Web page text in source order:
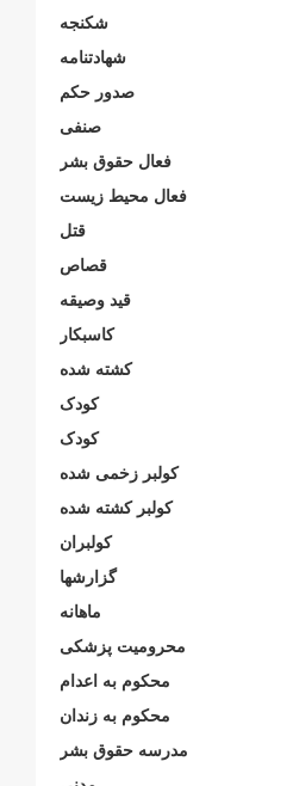
شکنجە
شهادتنامە
صدور حکم
صنفی
فعال حقوق بشر
فعال محیط زیست
قتل
قصاص
قید وصیقه
کاسبکار
کشته شده
کودک
کودک
کولبر زخمی شدە
کولبر کشتە شدە
کولبران
گزارشها
ماهانە
محرومیت پزشکی
محکوم بە اعدام
محکوم بە زندان
مدرسە حقوق بشر